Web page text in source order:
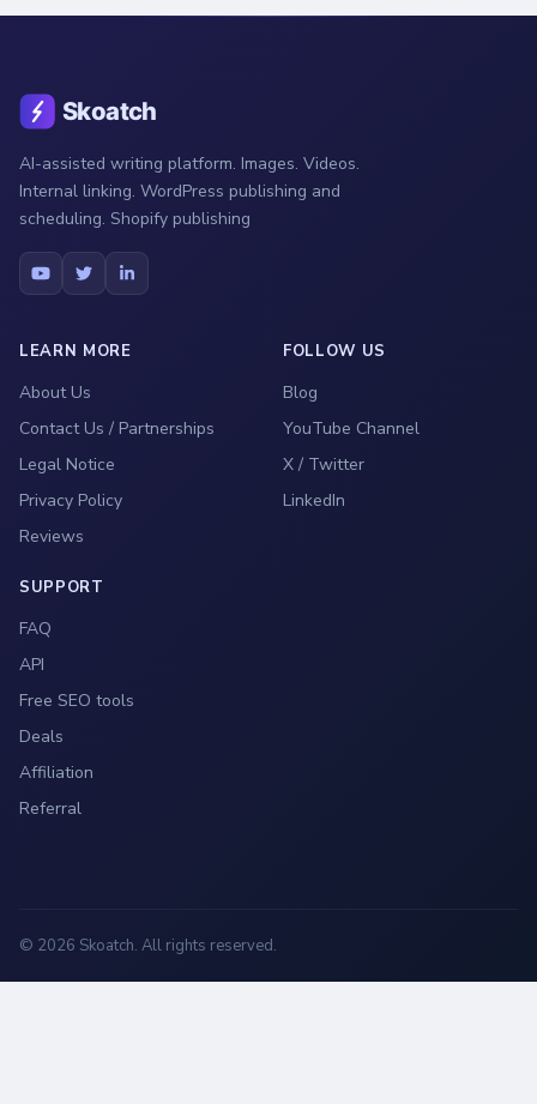
AI-assisted writing platform. Images. Videos.
Internal linking. WordPress publishing and
scheduling. Shopify publishing
LEARN MORE
About Us
Contact Us / Partnerships
Legal Notice
Privacy Policy
Reviews
FOLLOW US
Blog
YouTube Channel
X / Twitter
LinkedIn
SUPPORT
FAQ
API
Free SEO tools
Deals
Affiliation
Referral
© 2026 Skoatch. All rights reserved.